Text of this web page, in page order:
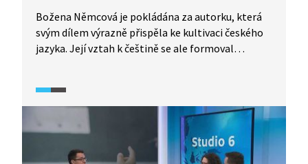
Božena Němcová je pokládána za autorku, která
svým dílem výrazně přispěla ke kultivaci českého
jazyka. Její vztah k češtině se ale formoval
obrozenci své doby?